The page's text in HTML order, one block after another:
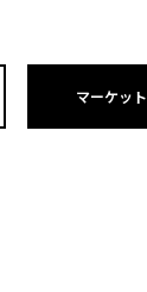
マーケット